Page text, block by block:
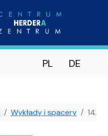
PL DE
Wykłady i spacery